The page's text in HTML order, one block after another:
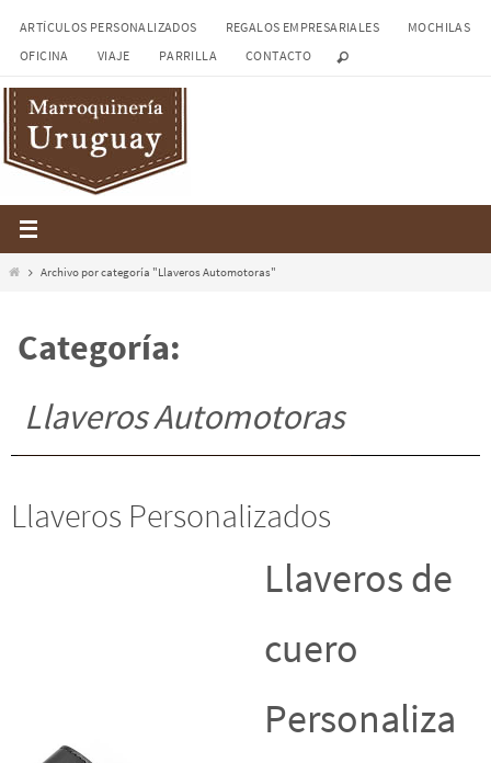
ARTÍCULOS PERSONALIZADOS REGALOS EMPRESARIALES
MOCHILAS
OFICINA
VIAJE PARRILLA CONTACTO
InicioArchivo por categoría "Llaveros Automotoras"
Categoría:
Llaveros Automotoras
Llaveros Personalizados
Llaveros de
cuero
Personaliza